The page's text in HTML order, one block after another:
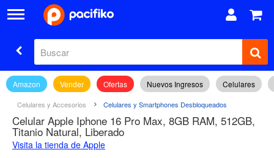
Amazon Vender Ofertas Nuevos Ingresos Celulares
Celulares y Accesorios Celulares y Smartphones Desbloqueados
Celular Apple Iphone 16 Pro Max, 8GB RAM, 512GB,
Titanio Natural, Liberado
Visita la tienda de Apple